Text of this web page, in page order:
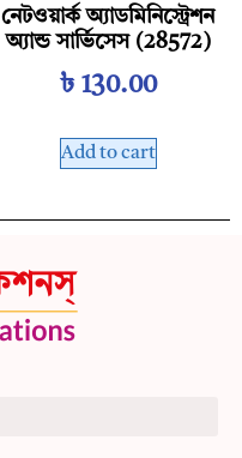
নেটওয়ার্ক অ্যাডমিনিস্ট্রেশন
অ্যান্ড সার্ভিসেস (28572)
৳ 130.00
Add to cart